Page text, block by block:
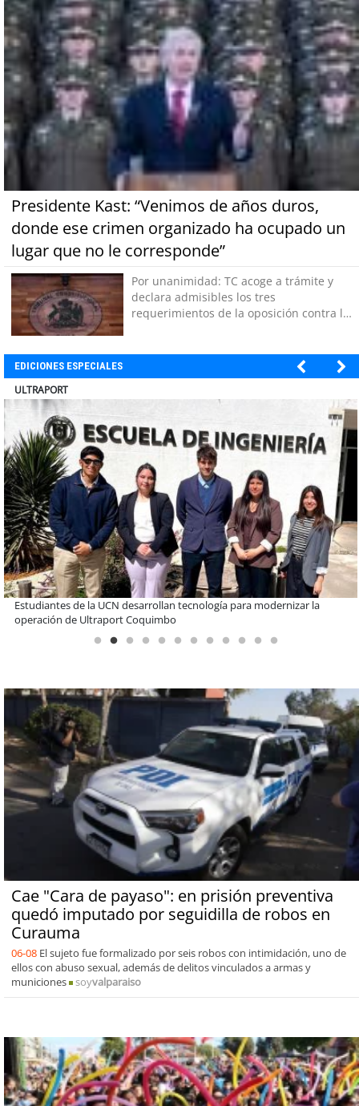
Presidente Kast: “Venimos de años duros,
donde ese crimen organizado ha ocupado un
lugar que no le corresponde”
Por unanimidad: TC acoge a trámite y
declara admisibles los tres
requerimientos de la oposición contra la
EDICIONES ESPECIALES
BANCO DE CHILE
Educación y colaboración público-privada se toman La Araucanía:
encuentro reunió a líderes para abordar las brechas y oportunidades
Cae "Cara de payaso": en prisión preventiva
quedó imputado por seguidilla de robos en
Curauma
06-08 El sujeto fue formalizado por seis robos con intimidación, uno de
ellos con abuso sexual, además de delitos vinculados a armas y
municiones
soyvalparaiso